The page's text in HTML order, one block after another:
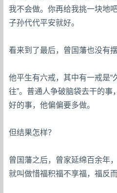
我不会做。你再给我挑一块地
子孙代代平安就好。
看来到了最后，曾国藩也没有
他平生有六戒，其中有一戒是“
往”。普通人争破脑袋去干的
好的事，他偏偏要多做。
但结果怎样？
曾国藩之后，曾家延绵百余年
就叫做惜福积福不享福，福反